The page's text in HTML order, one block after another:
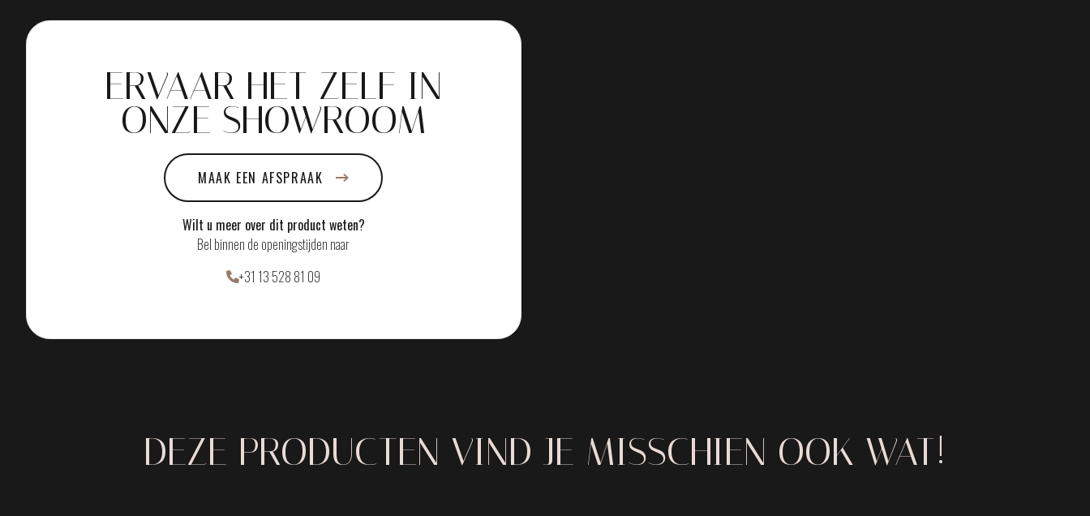
ERVAAR HET ZELF IN
ONZE SHOWROOM
MAAK EEN AFSPRAAK
Wilt u meer over dit product weten?
Bel binnen de openingstijden naar
+31 13 528 81 09
DEZE PRODUCTEN VIND JE MISSCHIEN OOK WAT!